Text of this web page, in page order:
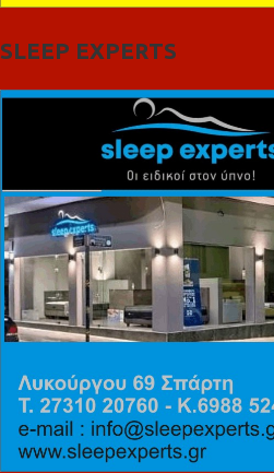
SLEEP EXPERTS